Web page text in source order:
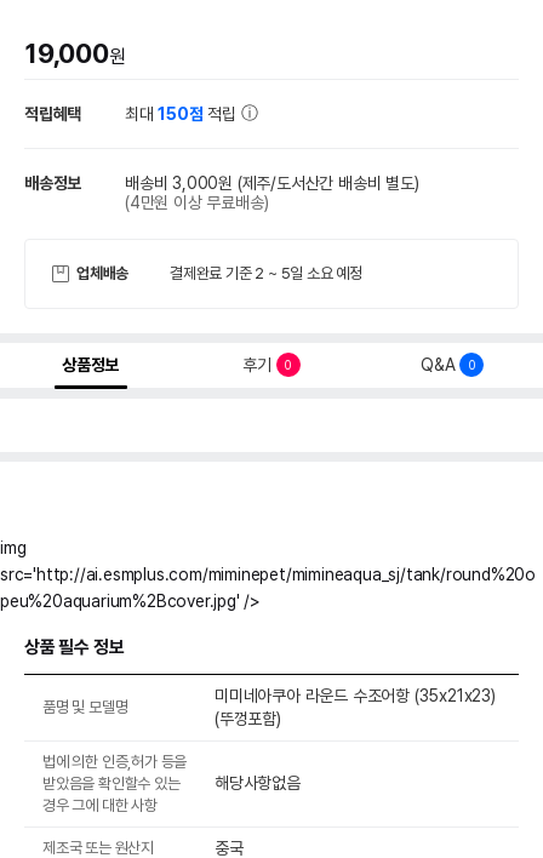
19,000원
적립혜택 최대150점 적립
배송정보 배송비 3,000원 (제주/도서산간 배송비 별도)
(4만원 이상 무료배송)
업체배송 결제완료 기준 2 ~ 5일 소요 예정
상품정보 후기 0 Q&A 0
img
src='http://ai.esmplus.com/miminepet/mimineaqua_sj/tank/round%20o
peu%20aquarium%2Bcover.jpg' />
상품 필수 정보
품명 및 모델명
미미네아쿠아 라운드 수조어항 (35x21x23)
(뚜껑포함)
법에 의한 인증,허가 등을
받았음을 확인할수 있는
경우 그에 대한 사항
해당사항없음
제조국 또는 원산지 중국